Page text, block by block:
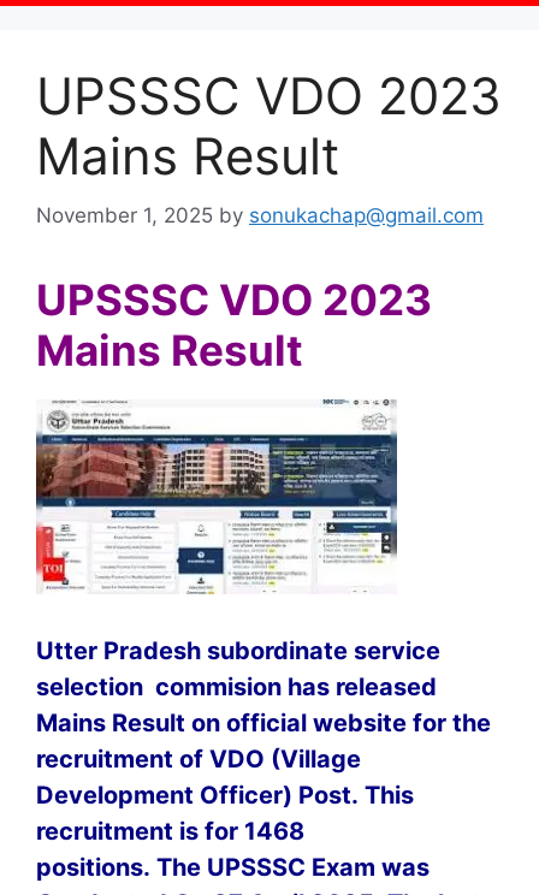
UPSSSC VDO 2023
Mains Result
November 1, 2025 by sonukachap@gmail.com
UPSSSC VDO 2023
Mains Result
Utter Pradesh subordinate service
selection commision has released
Mains Result on official website for the
recruitment of VDO (Village
Development Officer) Post. This
recruitment is for 1468
positions. The UPSSSC Exam was